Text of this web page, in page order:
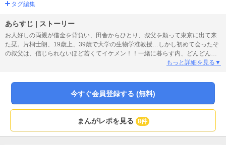
タグ編集
あらすじ | ストーリー
お人好しの両親が借金を背負い、田舎からひとり、叔父を頼って東京に出て来
た栞。片桐士朗、19歳上、39歳で大学の生物学准教授…しかし初めて会ったそ
の叔父は、信じられないほど若くてイケメン！！一緒に暮らす内、どんどん
本当のことを言うチャンスを失ってしまった航太は、「シロさん」のフリをし
たまま叔父として栞に接する。が、航太もまた栞に惹かれてゆき… お互いが秘
もっと詳細を見る▼
今すぐ会員登録する (無料)
まんがレポを見る 8件